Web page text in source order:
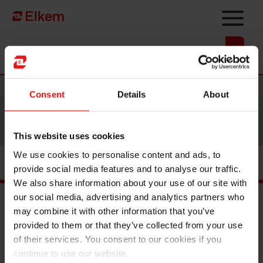
Consent Details About
This website uses cookies
We use cookies to personalise content and ads, to
provide social media features and to analyse our traffic.
We also share information about your use of our site with
our social media, advertising and analytics partners who
may combine it with other information that you’ve
provided to them or that they’ve collected from your use
of their services. You consent to our cookies if you
continue to use our website.
Skip to main content
Vers la page d'accueil
Site traduit par intelligence artificielle. Veuillez vous
original.
Documents principaux
Trouver un TDS ou SDS
Trouver une certification